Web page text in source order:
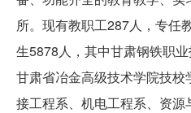
所。现有教职工287人，专任
生5878人，其中甘肃钢铁职
甘肃省冶金高级技术学院技
接工程系、机电工程系、资